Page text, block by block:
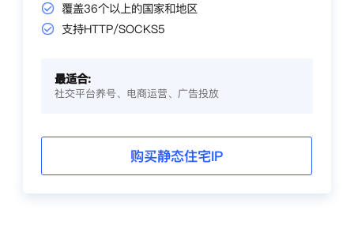
覆盖36个以上的国家和地区
支持HTTP/SOCKS5
最适合:
社交平台养号、电商运营、广告投放
购买静态住宅IP